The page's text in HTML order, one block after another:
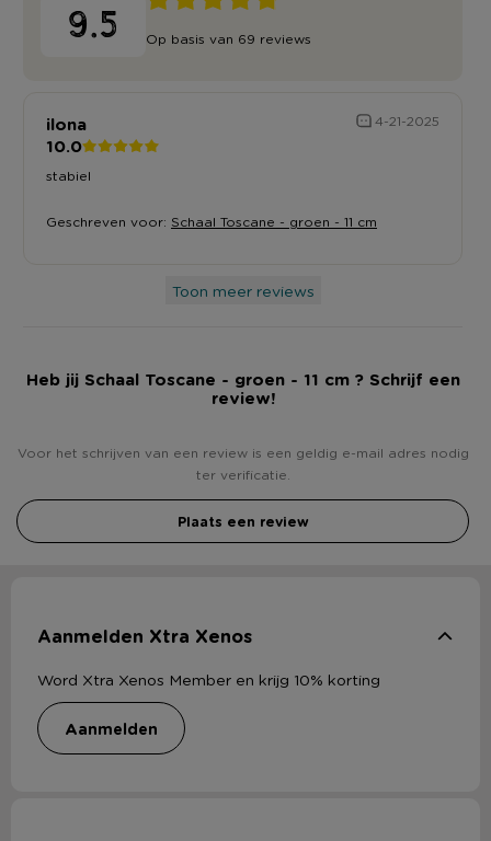
9.5 Op basis van 69 reviews
ilona 4-21-2025
10.0
stabiel
Geschreven voor: Schaal Toscane - groen - 11 cm
Toon meer reviews
Heb jij Schaal Toscane - groen - 11 cm ? Schrijf een
review!
Voor het schrijven van een review is een geldig e-mail adres nodig
ter verificatie.
Plaats een review
Aanmelden Xtra Xenos
Word Xtra Xenos Member en krijg 10% korting
aanmelden